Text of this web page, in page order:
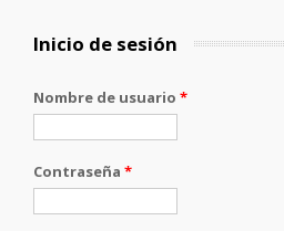
Inicio de sesión
Nombre de usuario *
Contraseña *